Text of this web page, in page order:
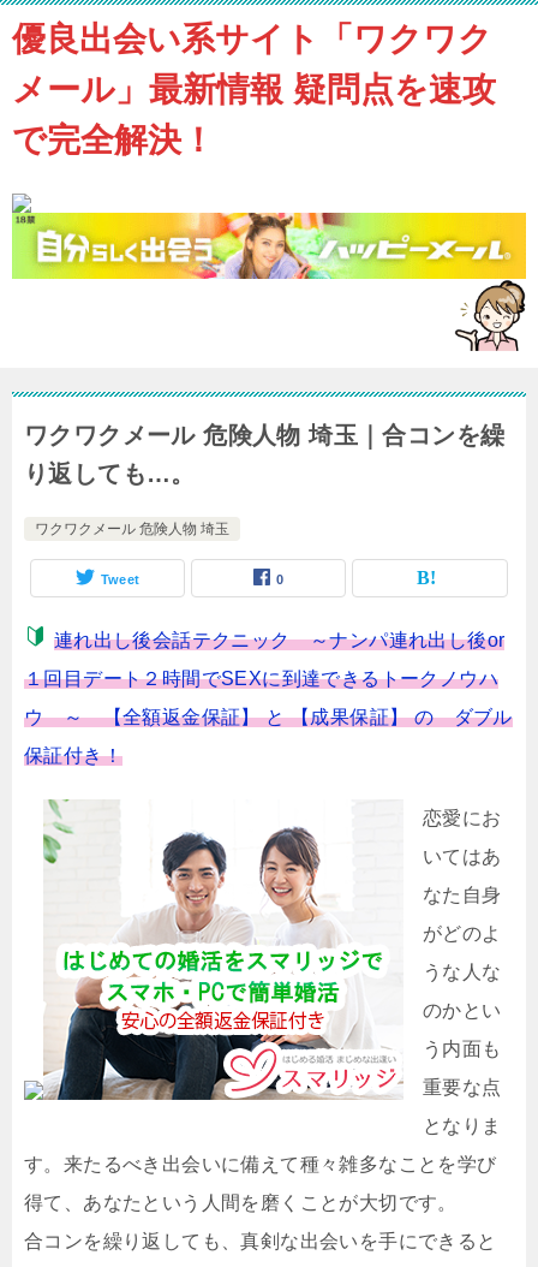
優良出会い系サイト「ワクワク
メール」最新情報 疑問点を速攻
で完全解決！
ワクワクメール 危険人物 埼玉｜合コンを繰
り返しても…。
ワクワクメール 危険人物 埼玉
Tweet 0
連れ出し後会話テクニック ～ナンパ連れ出し後or
１回目デート２時間でSEXに到達できるトークノウハ
ウ ～ 【全額返金保証】 と 【成果保証】 の ダブル
保証付き！
恋愛にお
いてはあ
なた自身
がどのよ
うな人な
のかとい
う内面も
重要な点
となりま
す。来たるべき出会いに備えて種々雑多なことを学び
得て、あなたという人間を磨くことが大切です。
合コンを繰り返しても、真剣な出会いを手にできると